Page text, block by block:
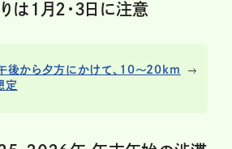
は1月2・3日に注意
後から夕方にかけて、10～20km
定